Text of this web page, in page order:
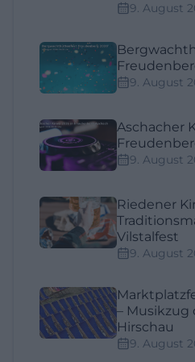
9. August
9. August
Aschacher
9. August
Riedener
Vilstalfest
9. August
– Musikzug
Hirschau
9. August